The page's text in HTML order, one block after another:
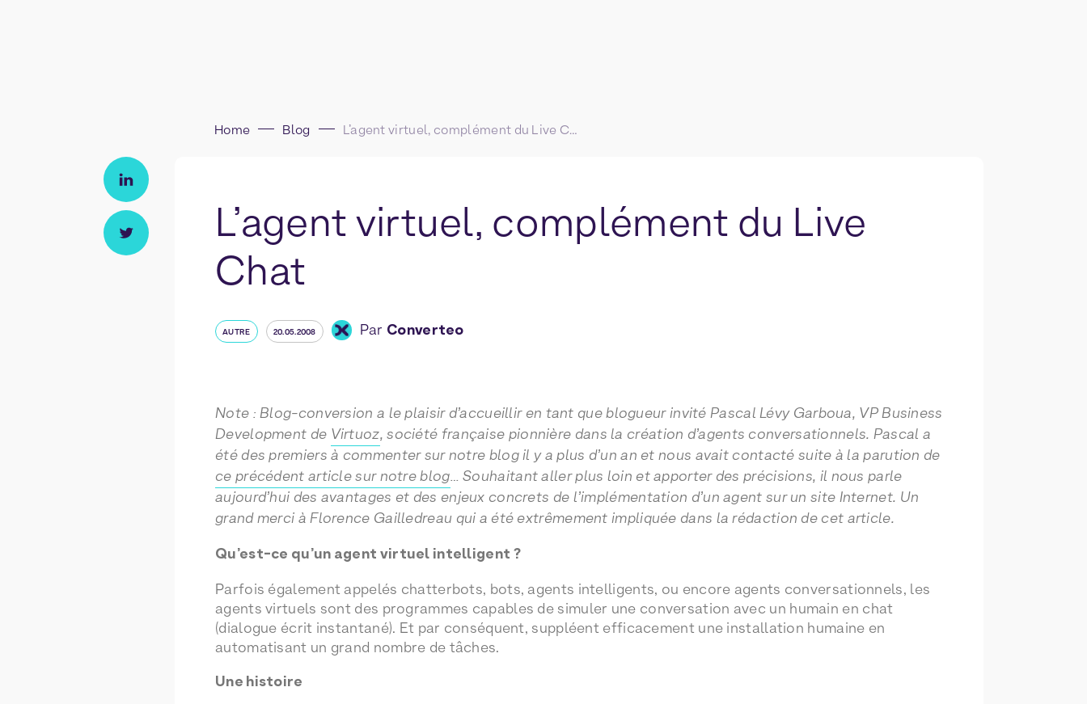
Home Blog L’agent virtuel, complément du Live Chat
L’agent virtuel, complément du Live
Chat
AUTRE 20.05.2008 Par Converteo
Note : Blog-conversion a le plaisir d’accueillir en tant que blogueur invité Pascal Lévy Garboua, VP Business
Development de Virtuoz, société française pionnière dans la création d’agents conversationnels. Pascal a
été des premiers à commenter sur notre blog il y a plus d’un an et nous avait contacté suite à la parution de
ce précédent article sur notre blog… Souhaitant aller plus loin et apporter des précisions, il nous parle
aujourd’hui des avantages et des enjeux concrets de l’implémentation d’un agent sur un site Internet. Un
grand merci à Florence Gailledreau qui a été extrêmement impliquée dans la rédaction de cet article.
Qu’est-ce qu’un agent virtuel intelligent ?
Parfois également appelés chatterbots, bots, agents intelligents, ou encore agents conversationnels, les
agents virtuels sont des programmes capables de simuler une conversation avec un humain en chat
(dialogue écrit instantané). Et par conséquent, suppléent efficacement une installation humaine en
automatisant un grand nombre de tâches.
Une histoire